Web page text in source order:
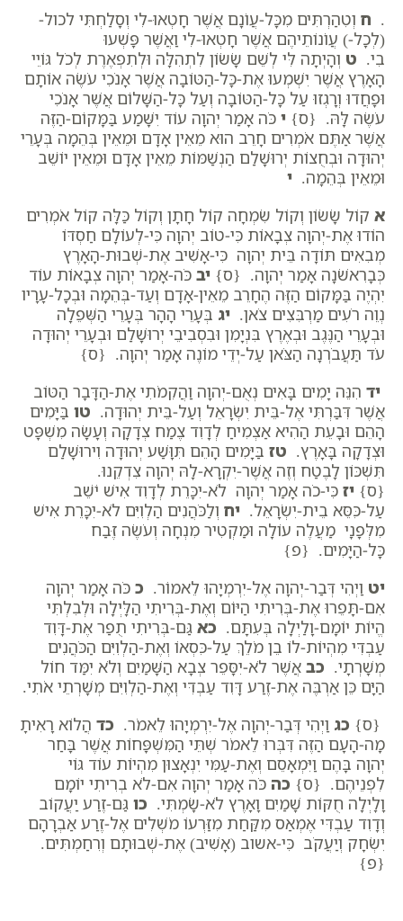
. ח וְטִהַרְתִּים מִכָּל-עֲו‍ֹנָם אֲשֶׁר חָטְאוּ-לִי וְסָלַחְתִּי לכול-
(לְכָל-) עֲו‍ֹנוֹתֵיהֶם אֲשֶׁר חָטְאוּ-לִי וַאֲשֶׁר פָּשְׁעוּ
בִי. ט וְהָיְתָה לִּי לְשֵׁם שָׂשׂוֹן לִתְהִלָּה וּלְתִפְאֶרֶת לְכֹל גּוֹיֵי
הָאָרֶץ אֲשֶׁר יִשְׁמְעוּ אֶת-כָּל-הַטּוֹבָה אֲשֶׁר אָנֹכִי עֹשֶׂה אוֹתָם
וּפָחֲדוּ וְרָגְזוּ עַל כָּל-הַטּוֹבָה וְעַל כָּל-הַשָּׁלוֹם אֲשֶׁר אָנֹכִי
עֹשֶׂה לָּהּ. {ס} י כֹּה אָמַר יְהוָה עוֹד יִשָּׁמַע בַּמָּקוֹם-הַזֶּה
אֲשֶׁר אַתֶּם אֹמְרִים חָרֵב הוּא מֵאֵין אָדָם וּמֵאֵין בְּהֵמָה בְּעָרֵי
יְהוּדָה וּבְחֻצוֹת יְרוּשָׁלִַם הַנְשַׁמּוֹת מֵאֵין אָדָם וּמֵאֵין יוֹשֵׁב
וּמֵאֵין בְּהֵמָה. י
א קוֹל שָׂשׂוֹן וְקוֹל שִׂמְחָה קוֹל חָתָן וְקוֹל כַּלָּה קוֹל אֹמְרִים
הוֹדוּ אֶת-יְהוָה צְבָאוֹת כִּי-טוֹב יְהוָה כִּי-לְעוֹלָם חַסְדּוֹ
מְבִאִים תּוֹדָה בֵּית יְהוָה כִּי-אָשִׁיב אֶת-שְׁבוּת-הָאָרֶץ
כְּבָרִאשֹׁנָה אָמַר יְהוָה. {ס} יב כֹּה-אָמַר יְהוָה צְבָאוֹת עוֹד
יִהְיֶה בַּמָּקוֹם הַזֶּה הֶחָרֵב מֵאֵין-אָדָם וְעַד-בְּהֵמָה וּבְכָל-עָרָיו
נְוֵה רֹעִים מַרְבִּצִים צֹאן. יג בְּעָרֵי הָהָר בְּעָרֵי הַשְּׁפֵלָה
וּבְעָרֵי הַנֶּגֶב וּבְאֶרֶץ בִּנְיָמִן וּבִסְבִיבֵי יְרוּשָׁלִַם וּבְעָרֵי יְהוּדָה
עֹד תַּעֲבֹרְנָה הַצֹּאן עַל-יְדֵי מוֹנֶה אָמַר יְהוָה. {ס}
יד הִנֵּה יָמִים בָּאִים נְאֻם-יְהוָה וַהֲקִמֹתִי אֶת-הַדָּבָר הַטּוֹב
אֲשֶׁר דִּבַּרְתִּי אֶל-בֵּית יִשְׂרָאֵל וְעַל-בֵּית יְהוּדָה. טו בַּיָּמִים
הָהֵם וּבָעֵת הַהִיא אַצְמִיחַ לְדָוִד צֶמַח צְדָקָה וְעָשָׂה מִשְׁפָּט
וּצְדָקָה בָּאָרֶץ. טז בַּיָּמִים הָהֵם תִּוָּשַׁע יְהוּדָה וִירוּשָׁלִַם
תִּשְׁכּוֹן לָבֶטַח וְזֶה אֲשֶׁר-יִקְרָא-לָהּ יְהוָה צִדְקֵנוּ.
{ס} יז כִּי-כֹה אָמַר יְהוָה לֹא-יִכָּרֵת לְדָוִד אִישׁ יֹשֵׁב
עַל-כִּסֵּא בֵית-יִשְׂרָאֵל. יח וְלַכֹּהֲנִים הַלְוִיִּם לֹא-יִכָּרֵת אִישׁ
מִלְּפָנָי מַעֲלֶה עוֹלָה וּמַקְטִיר מִנְחָה וְעֹשֶׂה זֶּבַח
כָּל-הַיָּמִים. {פ}
יט וַיְהִי דְּבַר-יְהוָה אֶל-יִרְמְיָהוּ לֵאמוֹר. כ כֹּה אָמַר יְהוָה
אִם-תָּפֵרוּ אֶת-בְּרִיתִי הַיּוֹם וְאֶת-בְּרִיתִי הַלָּיְלָה וּלְבִלְתִּי
הֱיוֹת יוֹמָם-וָלַיְלָה בְּעִתָּם. כא גַּם-בְּרִיתִי תֻפַר אֶת-דָּוִד
עַבְדִּי מִהְיוֹת-לוֹ בֵן מֹלֵךְ עַל-כִּסְאוֹ וְאֶת-הַלְוִיִּם הַכֹּהֲנִים
מְשָׁרְתָי. כב אֲשֶׁר לֹא-יִסָּפֵר צְבָא הַשָּׁמַיִם וְלֹא יִמַּד חוֹל
הַיָּם כֵּן אַרְבֶּה אֶת-זֶרַע דָּוִד עַבְדִּי וְאֶת-הַלְוִיִּם מְשָׁרְתֵי אֹתִי.
{ס} כג וַיְהִי דְּבַר-יְהוָה אֶל-יִרְמְיָהוּ לֵאמֹר. כד הֲלוֹא רָאִיתָ
מָה-הָעָם הַזֶּה דִּבְּרוּ לֵאמֹר שְׁתֵּי הַמִּשְׁפָּחוֹת אֲשֶׁר בָּחַר
יְהוָה בָּהֶם וַיִּמְאָסֵם וְאֶת-עַמִּי יִנְאָצוּן מִהְיוֹת עוֹד גּוֹי
לִפְנֵיהֶם. {ס} כה כֹּה אָמַר יְהוָה אִם-לֹא בְרִיתִי יוֹמָם
וָלָיְלָה חֻקּוֹת שָׁמַיִם וָאָרֶץ לֹא-שָׂמְתִּי. כו גַּם-זֶרַע יַעֲקוֹב
וְדָוִד עַבְדִּי אֶמְאַס מִקַּחַת מִזַּרְעוֹ מֹשְׁלִים אֶל-זֶרַע אַבְרָהָם
יִשְׂחָק וְיַעֲקֹב כִּי-אשוב (אָשִׁיב) אֶת-שְׁבוּתָם וְרִחַמְתִּים.
{פ}